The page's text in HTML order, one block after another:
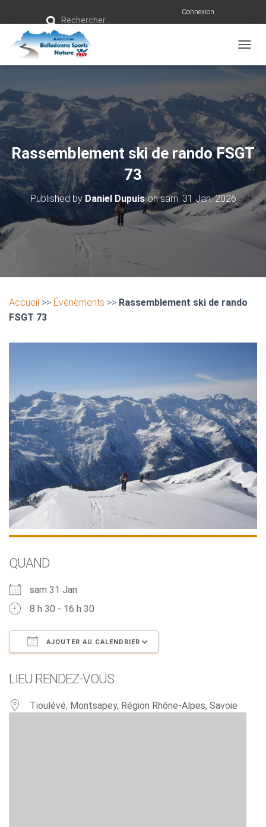
:
Rechercher…
Connexion
Rassemblement ski de rando FSGT
73
Published by Daniel Dupuisonsam. 31 Jan. 2026
Accueil >> Évènements >> Rassemblement ski de rando
FSGT 73
QUAND
sam 31 Jan
8 h 30 - 16 h 30
AJOUTER AU CALENDRIER
LIEU RENDEZ-VOUS
Tioulévé, Montsapey, Région Rhône-Alpes, Savoie